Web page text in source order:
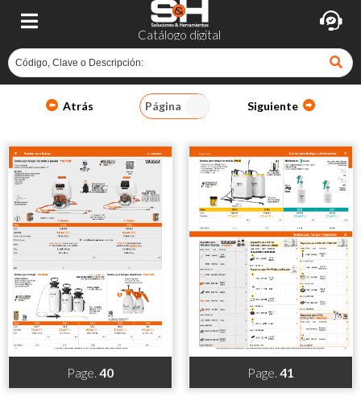
Catálogo digital
Atrás Página Siguiente
Page. 40 Page. 41